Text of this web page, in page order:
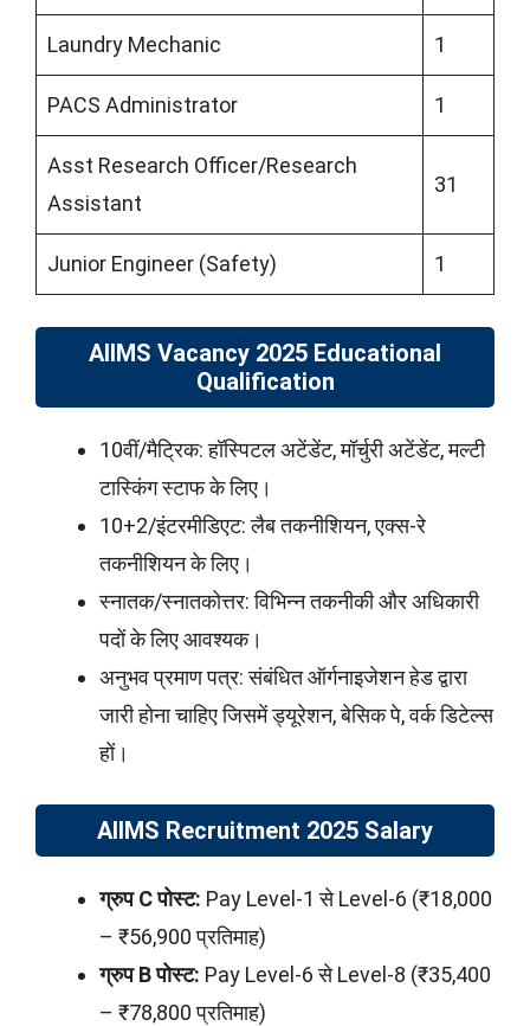
Laundry Mechanic 1
PACS Administrator 1
Asst Research Officer/Research
Assistant
31
Junior Engineer (Safety) 1
AIIMS Vacancy 2025 Educational
Qualification
10वीं/मैट्रिक: हॉस्पिटल अटेंडेंट, मॉर्चुरी अटेंडेंट, मल्टी
टास्किंग स्टाफ के लिए।
10+2/इंटरमीडिएट: लैब तकनीशियन, एक्स-रे
तकनीशियन के लिए।
स्नातक/स्नातकोत्तर: विभिन्न तकनीकी और अधिकारी
पदों के लिए आवश्यक।
अनुभव प्रमाण पत्र: संबंधित ऑर्गनाइजेशन हेड द्वारा
जारी होना चाहिए जिसमें ड्यूरेशन, बेसिक पे, वर्क डिटेल्स
हों।
AIIMS Recruitment 2025 Salary
ग्रुप C पोस्ट: Pay Level-1 से Level-6 (₹18,000
– ₹56,900 प्रतिमाह)
ग्रुप B पोस्ट: Pay Level-6 से Level-8 (₹35,400
– ₹78,800 प्रतिमाह)